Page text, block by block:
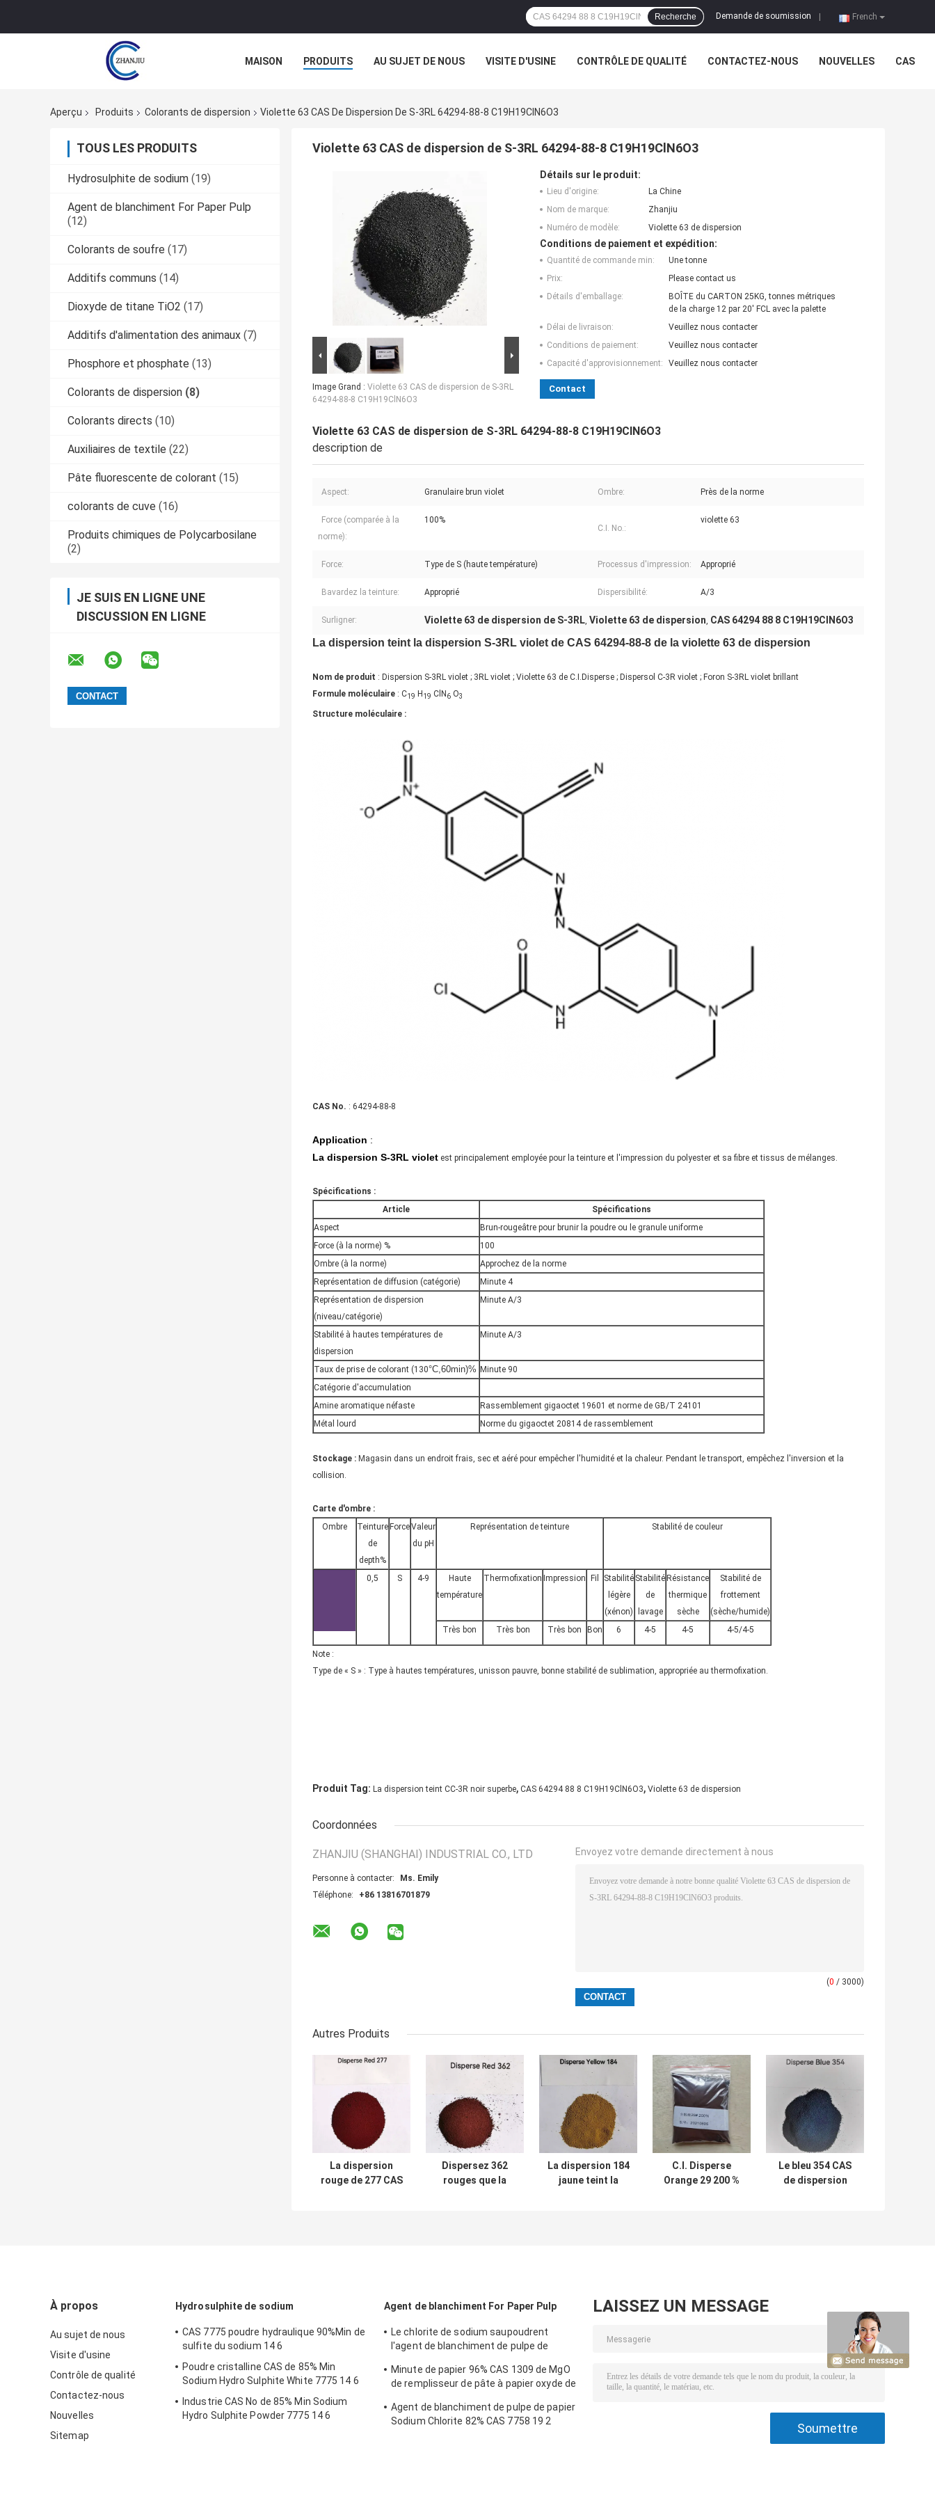
French
Demande de soumission
Recherche
MAISON PRODUITS AU SUJET DE NOUS VISITE D'USINE CONTRÔLE DE QUALITÉ CONTACTEZ-NOUS NOUVELLES CAS
Aperçu Produits Colorants de dispersion Violette 63 CAS De Dispersion De S-3RL 64294-88-8 C19H19ClN6O3
TOUS LES PRODUITS
Hydrosulphite de sodium (19)
Agent de blanchiment For Paper Pulp
(12)
Colorants de soufre (17)
Additifs communs (14)
Dioxyde de titane TiO2 (17)
Additifs d'alimentation des animaux (7)
Phosphore et phosphate (13)
Colorants de dispersion (8)
Colorants directs (10)
Auxiliaires de textile (22)
Pâte fluorescente de colorant (15)
colorants de cuve (16)
Produits chimiques de Polycarbosilane
(2)
JE SUIS EN LIGNE UNE
DISCUSSION EN LIGNE
Violette 63 CAS de dispersion de S-3RL 64294-88-8 C19H19ClN6O3
Image Grand : Violette 63 CAS de dispersion de S-3RL
64294-88-8 C19H19ClN6O3
Détails sur le produit:
Lieu d'origine:
La Chine
Nom de marque:
Zhanjiu
Numéro de modèle:
Violette 63 de dispersion
Conditions de paiement et expédition:
Quantité de commande min:
Une tonne
Prix:
Please contact us
Détails d'emballage:
BOÎTE du CARTON 25KG, tonnes métriques
de la charge 12 par 20' FCL avec la palette
Délai de livraison:
Veuillez nous contacter
Conditions de paiement:
Veuillez nous contacter
Capacité d'approvisionnement:
Veuillez nous contacter
Contact
Violette 63 CAS de dispersion de S-3RL 64294-88-8 C19H19ClN6O3
description de
Aspect: Granulaire brun violet Ombre: Près de la norme
Force (comparée à la
norme):
100%
C.I. No.:
violette 63
Force: Type de S (haute température) Processus d'impression: Approprié
Bavardez la teinture: Approprié Dispersibilité: A/3
Surligner: Violette 63 de dispersion de S-3RL, Violette 63 de dispersion, CAS 64294 88 8 C19H19ClN6O3
La dispersion teint la dispersion S-3RL violet de CAS 64294-88-8 de la violette 63 de dispersion
Nom de produit : Dispersion S-3RL violet ; 3RL violet ; Violette 63 de C.I.Disperse ; Dispersol C-3R violet ; Foron S-3RL violet brillant
Formule moléculaire : C19 H 19 ClN 6 O3
Structure moléculaire :
CAS No. : 64294-88-8
Application :
La dispersion S-3RL violet est principalement employée pour la teinture et l'impression du polyester et sa fibre et tissus de mélanges.
Spécifications :
Article
Spécifications
Aspect
Brun-rougeâtre pour brunir la poudre ou le granule uniforme
Force (à la norme) %
100
Ombre (à la norme)
Approchez de la norme
Représentation de diffusion (catégorie)
Minute 4
Représentation de dispersion
(niveau/catégorie)
Minute A/3
Stabilité à hautes températures de
dispersion
Minute A/3
Taux de prise de colorant (130°C,60min)% Minute 90
Catégorie d'accumulation
Amine aromatique néfaste
Rassemblement gigaoctet 19601 et norme de GB/T 24101
Métal lourd
Norme du gigaoctet 20814 de rassemblement
Stockage : Magasin dans un endroit frais, sec et aéré pour empêcher l'humidité et la chaleur. Pendant le transport, empêchez l'inversion et la
collision.
Carte d'ombre :
Ombre
Teinture
de
depth%
ForceValeur
du pH
Représentation de teinture Stabilité de couleur
0,5 S 4-9
Haute
température
Thermofixation Impression Fil
Stabilité
légère
(xénon)
Stabilité
de
lavage
Résistance
thermique
sèche
Stabilité de
frottement
(sèche/humide)
Très bon
Très bon Très bon Bon 6 4-5 4-5 4-5/4-5
Note :
Type de « S » : Type à hautes températures, unisson pauvre, bonne stabilité de sublimation, appropriée au thermofixation.
Produit Tag: La dispersion teint CC-3R noir superbe, CAS 64294 88 8 C19H19ClN6O3, Violette 63 de dispersion
Coordonnées
ZHANJIU (SHANGHAI) INDUSTRIAL CO., LTD
Personne à contacter:
Ms. Emily
Téléphone:
+86 13816701879
Envoyez votre demande directement à nous
(0 / 3000)
Autres Produits
La dispersion
rouge de 277 CAS
Dispersez 362
rouges que la
La dispersion 184
jaune teint la
C.I. Disperse
Orange 29 200 %
Le bleu 354 CAS
de dispersion
À propos
Au sujet de nous
Visite d'usine
Contrôle de qualité
Contactez-nous
Nouvelles
Sitemap
Hydrosulphite de sodium
CAS 7775 poudre hydraulique 90%Min de
sulfite du sodium 14 6
Poudre cristalline CAS de 85% Min
Sodium Hydro Sulphite White 7775 14 6
Industrie CAS No de 85% Min Sodium
Hydro Sulphite Powder 7775 14 6
Agent de blanchiment For Paper Pulp
Le chlorite de sodium saupoudrent
l'agent de blanchiment de pulpe de
Minute de papier 96% CAS 1309 de MgO
de remplisseur de pâte à papier oxyde de
Agent de blanchiment de pulpe de papier
Sodium Chlorite 82% CAS 7758 19 2
LAISSEZ UN MESSAGE